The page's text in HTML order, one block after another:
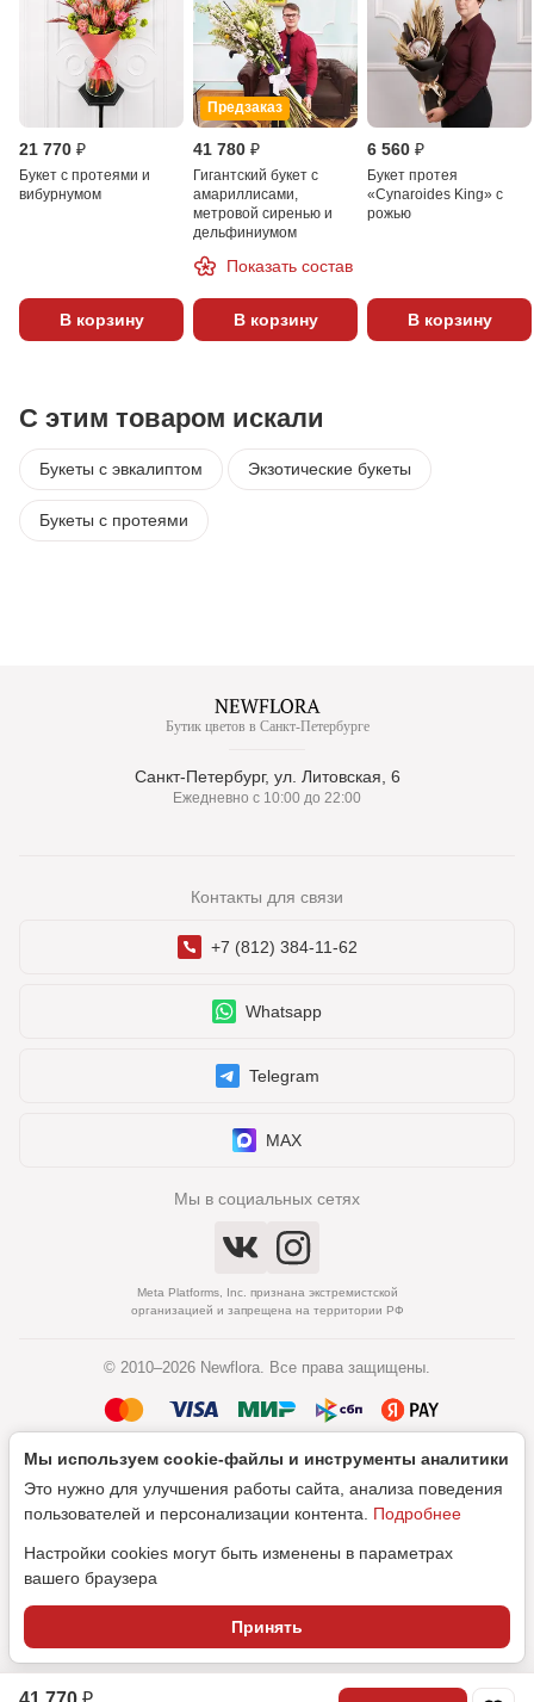
21 770 ₽
Букет с протеями и
вибурнумом
В корзину
Предзаказ
41 780 ₽
Гигантский букет с
амариллисами,
метровой сиренью и
дельфиниумом
Показать состав
В корзину
6 560 ₽
Букет протея
«Сynaroides King» с
рожью
В корзину
С этим товаром искали
Букеты с эвкалиптом Экзотические букеты
Букеты с протеями
Бутик цветов в Санкт-Петербурге
Санкт-Петербург, ул. Литовская, 6
Ежедневно с 10:00 до 22:00
Контакты для связи
+7 (812) 384-11-62
Whatsapp
Telegram
MAX
Мы в социальных сетях
Meta Platforms, Inc. признана экстремистской
организацией и запрещена на территории РФ
© 2010–2026 Newflora. Все права защищены.
Политика обработки персональных данных
Согласие на обработку персональных данных
SEO-продвижение
Мы используем cookie‑файлы и инструменты аналитики
Это нужно для улучшения работы сайта, анализа поведения
пользователей и персонализации контента. Подробнее
Настройки cookies могут быть изменены в параметрах
вашего браузера
Принять